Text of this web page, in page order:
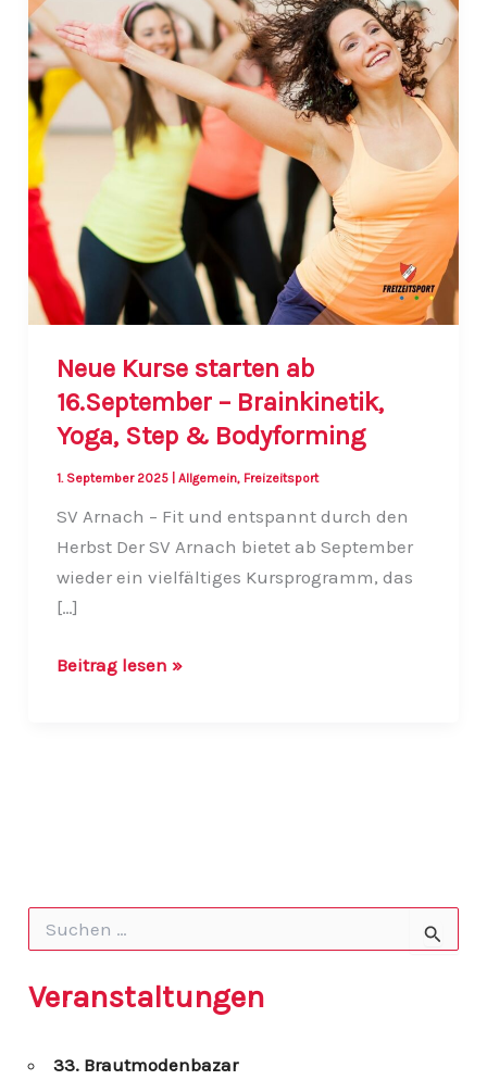
Neue Kurse starten ab
16.September – Brainkinetik,
Yoga, Step & Bodyforming
1. September 2025 Allgemein, Freizeitsport
SV Arnach – Fit und entspannt durch den
Herbst Der SV Arnach bietet ab September
wieder ein vielfältiges Kursprogramm, das
[…]
Neue
Step
&
Beitrag lesen »
h
e
a
Veranstaltungen
33. Brautmodenbazar